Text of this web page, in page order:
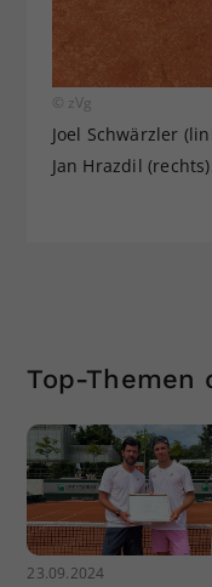
© zVg
Joel Schwärzler
Jan Hrazdil
Top-Themen
23.09.2024